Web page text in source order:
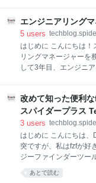
現場で見過ごされがち
について、その価値と
思います。 なぜ非機能
せたいと考えている人
ん。 かっこいいターミ
単に見た目にこだわる
手を重視してカスタマ
よくなってしまうのが
けるための参考程度に
ターミナル環境 筆者の
tmux です。 バージョ
ートしたりしてますが
エンジニアリング
5 users
はじめに こんにちは！
リングマネージャーを
して3年目、エンジニ
ジションの経験はある
確に自分のチームを持
ネージメント職にチャ
として培った「こうす
イデアを、弊社の持つ
たからです。 この記事
も楽しくマネージャー
改めて知った便利
スパイダープラス
3 users
はじめに こんにちは
突ですが、私はfzfが好
ジーファインダーツー
まいな指定で任意の項
fzfは最高です。 私の
あとで読む